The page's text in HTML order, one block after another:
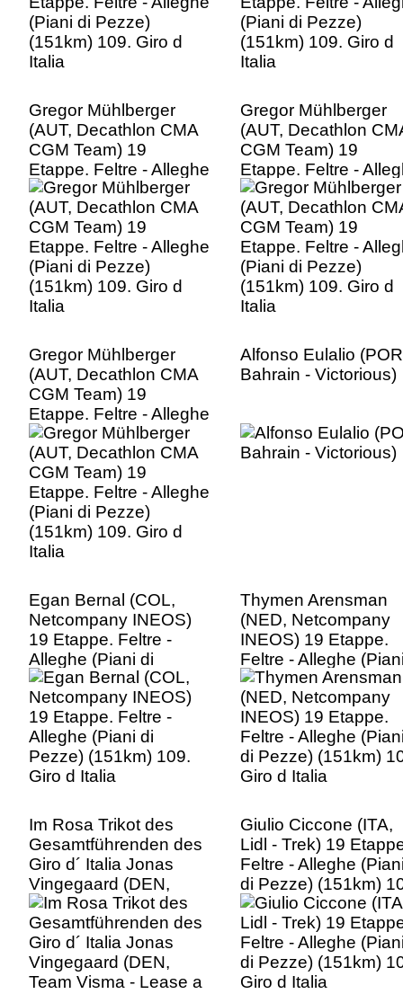
Gregor Mühlberger
(AUT, Decathlon CMA
CGM Team) 19
Etappe. Feltre - Alleghe
(Piani di Pezze)
(151km) 109. Giro d
Italia
Gregor Mühlberger
(AUT, Decathlon
CGM Team) 19
Etappe. Feltre -
(Piani di Pezze)
(151km) 109. Giro d
Italia
Gregor Mühlberger
(AUT, Decathlon CMA
CGM Team) 19
Etappe. Feltre - Alleghe
(Piani di Pezze)
(151km) 109. Giro d
Italia
Alfonso Eulalio
Bahrain - Victorious)
Egan Bernal (COL,
Netcompany INEOS)
19 Etappe. Feltre -
Alleghe (Piani di
Pezze) (151km) 109.
Giro d Italia
Thymen Arensman
(NED, Netcompany
INEOS) 19 Etappe.
Feltre - Alleghe
di Pezze) (151km)
Giro d Italia
Im Rosa Trikot des
Gesamtführenden des
Giro d´ Italia Jonas
Vingegaard (DEN,
Team Visma - Lease a
Bike) 19 Etappe. Feltre
- Alleghe (Piani di
Pezze) (151km) 109.
Giro d Italia
Giulio Ciccone (ITA,
Lidl - Trek) 19
Feltre - Alleghe
di Pezze) (151km)
Giro d Italia